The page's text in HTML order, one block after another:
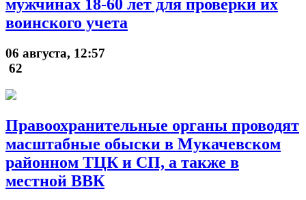
мужчинах 18-60 лет для проверки их
воинского учета
06 августа, 12:57
62
Правоохранительные органы проводят
масштабные обыски в Мукачевском
районном ТЦК и СП, а также в
местной ВВК